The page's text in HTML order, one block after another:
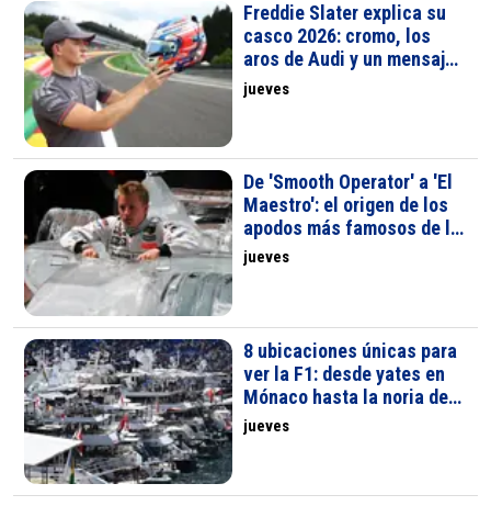
Freddie Slater explica su
casco 2026: cromo, los
aros de Audi y un mensaje
de apoyo a su amigo Will
McIntyre
jueves
De 'Smooth Operator' a 'El
Maestro': el origen de los
apodos más famosos de la
F1
jueves
8 ubicaciones únicas para
ver la F1: desde yates en
Mónaco hasta la noria de
Suzuka
jueves